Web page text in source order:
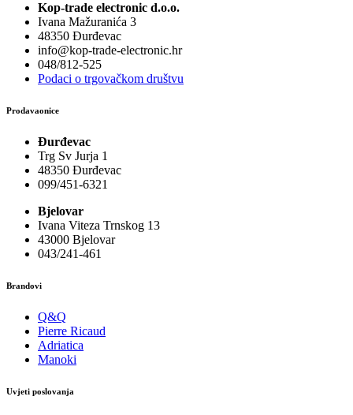
Kop-trade electronic d.o.o.
Ivana Mažuranića 3
48350 Đurđevac
info@kop-trade-electronic.hr
048/812-525
Podaci o trgovačkom društvu
Prodavaonice
Đurđevac
Trg Sv Jurja 1
48350 Đurđevac
099/451-6321
Bjelovar
Ivana Viteza Trnskog 13
43000 Bjelovar
043/241-461
Brandovi
Q&Q
Pierre Ricaud
Adriatica
Manoki
Uvjeti poslovanja